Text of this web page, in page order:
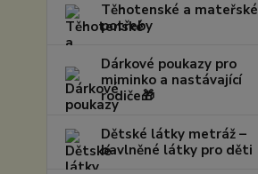
Těhotenské a mateřské
potřeby
Dárkové poukazy pro
miminko a nastávající
rodiče🎁
Dětské látky metráž –
bavlněné látky pro děti